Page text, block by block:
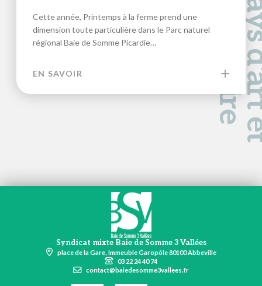
Cette année, Printemps à la ferme prend une
dimension toute particulière dans le Parc naturel
régional Baie de Somme Picardie…
EN SAVOIR a
d
e
Syndicat mixte Baie de Somme 3 Vallées
place de la Gare, Immeuble Garopôle 80100 Abbeville
03 22 24 40 74
contact@baiedesomme3vallees.fr